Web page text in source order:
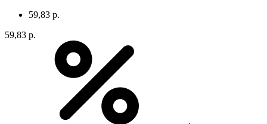
59,83 р.
59,83 р.